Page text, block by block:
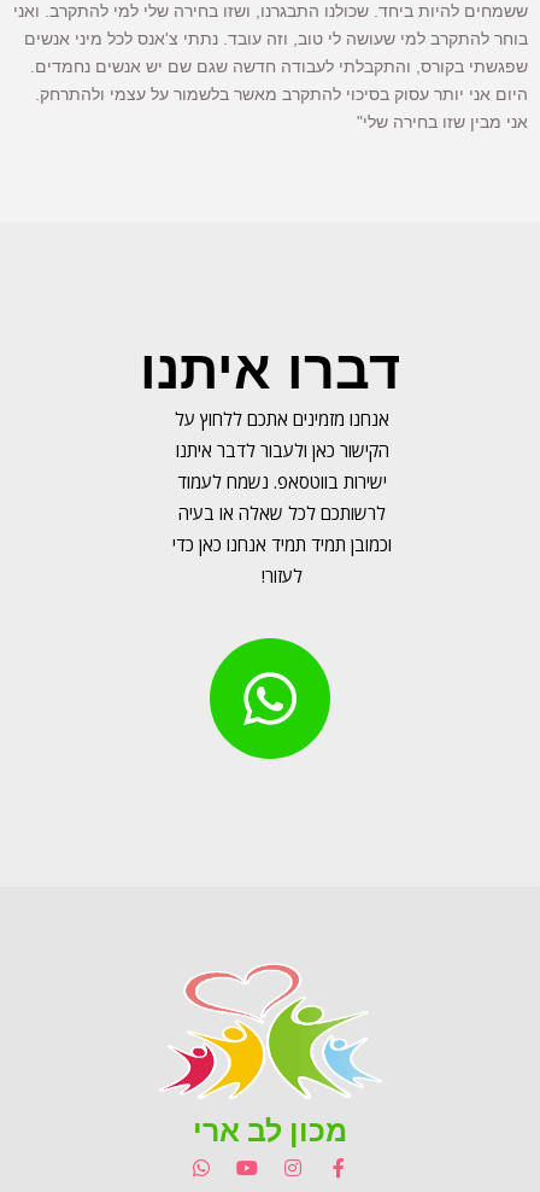
ששמחים להיות ביחד. שכולנו התבגרנו, ושזו בחירה שלי למי להתקרב. ואני
בוחר להתקרב למי שעושה לי טוב, וזה עובד. נתתי צ'אנס לכל מיני אנשים
שפגשתי בקורס, והתקבלתי לעבודה חדשה שגם שם יש אנשים נחמדים.
היום אני יותר עסוק בסיכוי להתקרב מאשר בלשמור על עצמי ולהתרחק.
אני מבין שזו בחירה שלי"
דברו איתנו
אנחנו מזמינים אתכם ללחוץ על
הקישור כאן ולעבור לדבר איתנו
ישירות בווטסאפ. נשמח לעמוד
לרשותכם לכל שאלה או בעיה
וכמובן תמיד תמיד אנחנו כאן כדי
לעזור!
מכון לב ארי